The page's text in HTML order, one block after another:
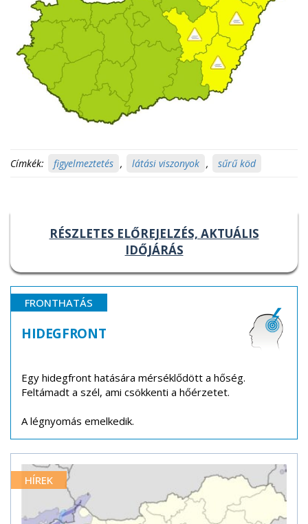
Címkék: figyelmeztetés , látási viszonyok , sűrű köd
RÉSZLETES ELŐREJELZÉS, AKTUÁLIS
IDŐJÁRÁS
FRONTHATÁS
HIDEGFRONT
Egy hidegfront hatására mérséklődött a hőség.
Feltámadt a szél, ami csökkenti a hőérzetet.
A légnyomás emelkedik.
HÍREK